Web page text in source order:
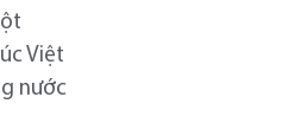
Việt
nước